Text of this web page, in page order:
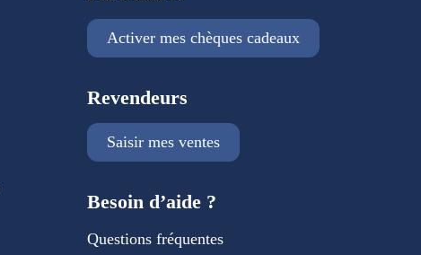
Activer mes chèques cadeaux
Revendeurs
Saisir mes ventes
Besoin d’aide ?
Questions fréquentes